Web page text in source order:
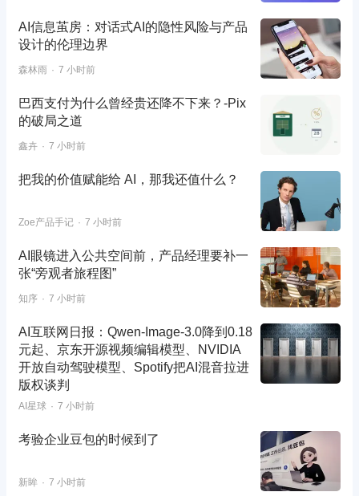
AI信息茧房：对话式AI的隐性风险与产品
设计的伦理边界
森林雨 7 小时前
巴西支付为什么曾经贵还降不下来？-Pix
的破局之道
鑫卉 7 小时前
把我的价值赋能给 AI，那我还值什么？
Zoe产品手记 7 小时前
AI眼镜进入公共空间前，产品经理要补一
张“旁观者旅程图”
知序 7 小时前
AI互联网日报：Qwen-Image-3.0降到0.18
元起、京东开源视频编辑模型、NVIDIA
开放自动驾驶模型、Spotify把AI混音拉进
版权谈判
AI星球 7 小时前
考验企业豆包的时候到了
新眸 7 小时前